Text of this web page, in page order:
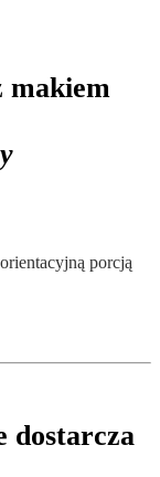
makiem
porcją
dostarcza